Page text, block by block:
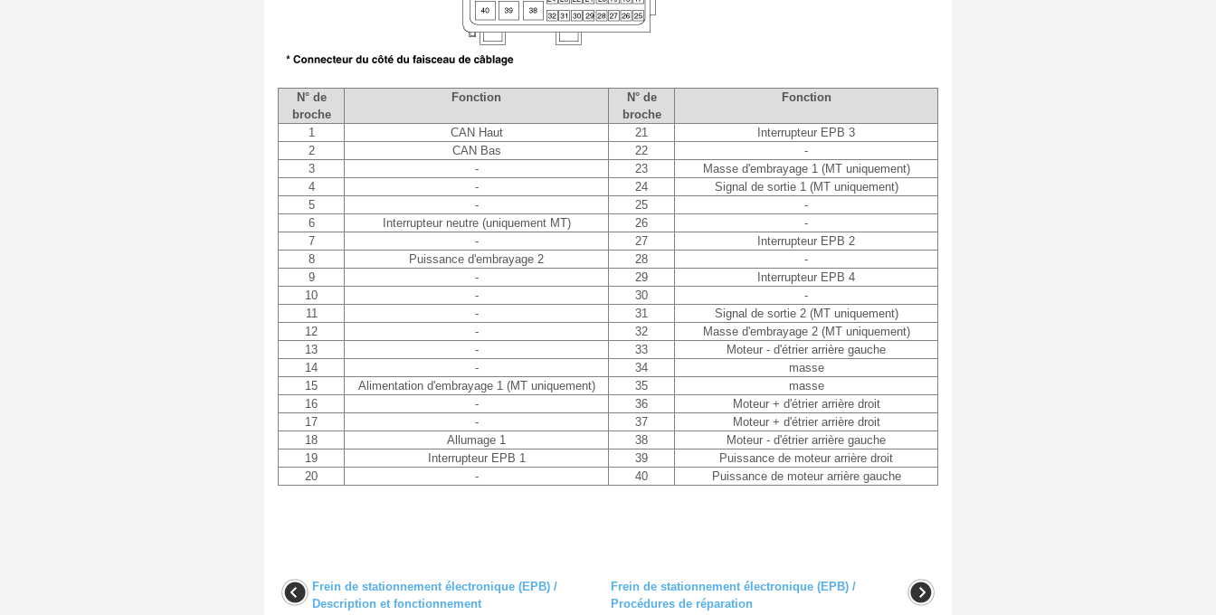
N° de
broche
Fonction
N° de
broche
Fonction
1 CAN Haut 21
Interrupteur EPB 3
2
CAN Bas 22
-
3
- 23
Masse d'embrayage 1 (MT uniquement)
4
- 24
Signal de sortie 1 (MT uniquement)
5
- 25
-
6
Interrupteur neutre (uniquement MT) 26
-
7
- 27
Interrupteur EPB 2
8
Puissance d'embrayage 2 28
-
9
- 29
Interrupteur EPB 4
10
- 30
-
11
- 31
Signal de sortie 2 (MT uniquement)
12
- 32
Masse d'embrayage 2 (MT uniquement)
13
- 33
Moteur - d'étrier arrière gauche
14
- 34
masse
15
Alimentation d'embrayage 1 (MT uniquement) 35
masse
16
- 36
Moteur + d'étrier arrière droit
17
- 37
Moteur + d'étrier arrière droit
18
Allumage 1 38
Moteur - d'étrier arrière gauche
19
Interrupteur EPB 1 39
Puissance de moteur arrière droit
20
- 40 Puissance de moteur arrière gauche
Frein de stationnement électronique (EPB) /
Description et fonctionnement
Frein de stationnement électronique (EPB) /
Procédures de réparation